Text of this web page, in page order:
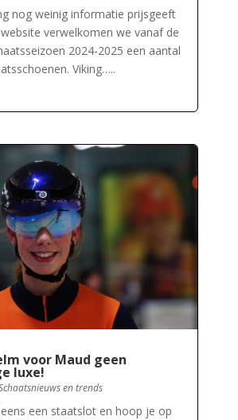
nog weinig informatie prijsgeeft
verwelkomen we vanaf de
2024-2025 een aantal
Viking…..
voor Maud geen
luxe!
en trends
een staatslot en hoop je op